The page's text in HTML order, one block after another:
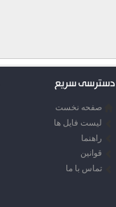
دسترسی سریع
صفحه نخست
لیست فایل ها
راهنما
قوانین
تماس با ما